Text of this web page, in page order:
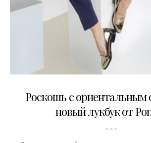
Роскошь с ориентальным
новый лукбук от